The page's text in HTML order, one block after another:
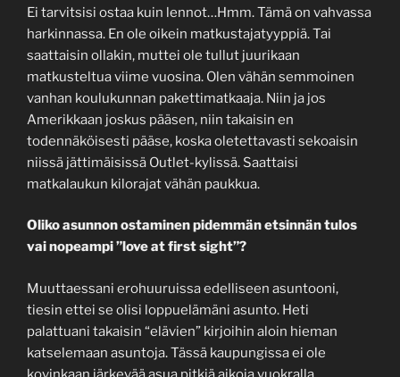
Ei tarvitsisi ostaa kuin lennot…Hmm. Tämä on vahvassa
harkinnassa. En ole oikein matkustajatyyppiä. Tai
saattaisin ollakin, muttei ole tullut juurikaan
matkusteltua viime vuosina. Olen vähän semmoinen
vanhan koulukunnan pakettimatkaaja. Niin ja jos
Amerikkaan joskus pääsen, niin takaisin en
todennäköisesti pääse, koska oletettavasti sekoaisin
niissä jättimäisissä Outlet-kylissä. Saattaisi
matkalaukun kilorajat vähän paukkua.
Oliko asunnon ostaminen pidemmän etsinnän tulos
vai nopeampi ”love at first sight”?
Muuttaessani erohuuruissa edelliseen asuntooni,
tiesin ettei se olisi loppuelämäni asunto. Heti
palattuani takaisin “elävien” kirjoihin aloin hieman
katselemaan asuntoja. Tässä kaupungissa ei ole